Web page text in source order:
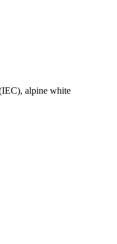
alpine white